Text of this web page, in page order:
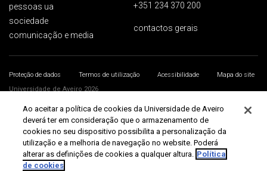
pessoas ua
sociedade
comunicação e media
+351 234 370 200
contactos gerais
Proteção de dados Termos de utilização Acessibilidade
Mapa do site
Universidade de Aveiro 2026
Ao aceitar a política de cookies da Universidade de Aveiro
deverá ter em consideração que o armazenamento de
cookies no seu dispositivo possibilita a personalização da
utilização e a melhoria de navegação no website. Poderá
alterar as definições de cookies a qualquer altura. Política
de cookies